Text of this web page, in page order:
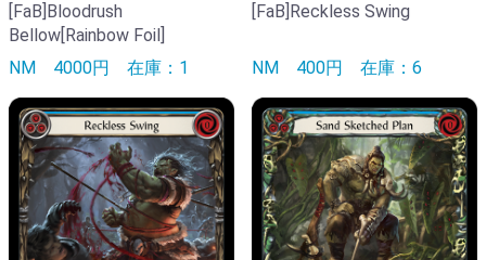
[FaB]Bloodrush
Bellow[Rainbow Foil]
NM 4000円 在庫：1
[FaB]Reckless Swing
NM 400円 在庫：6